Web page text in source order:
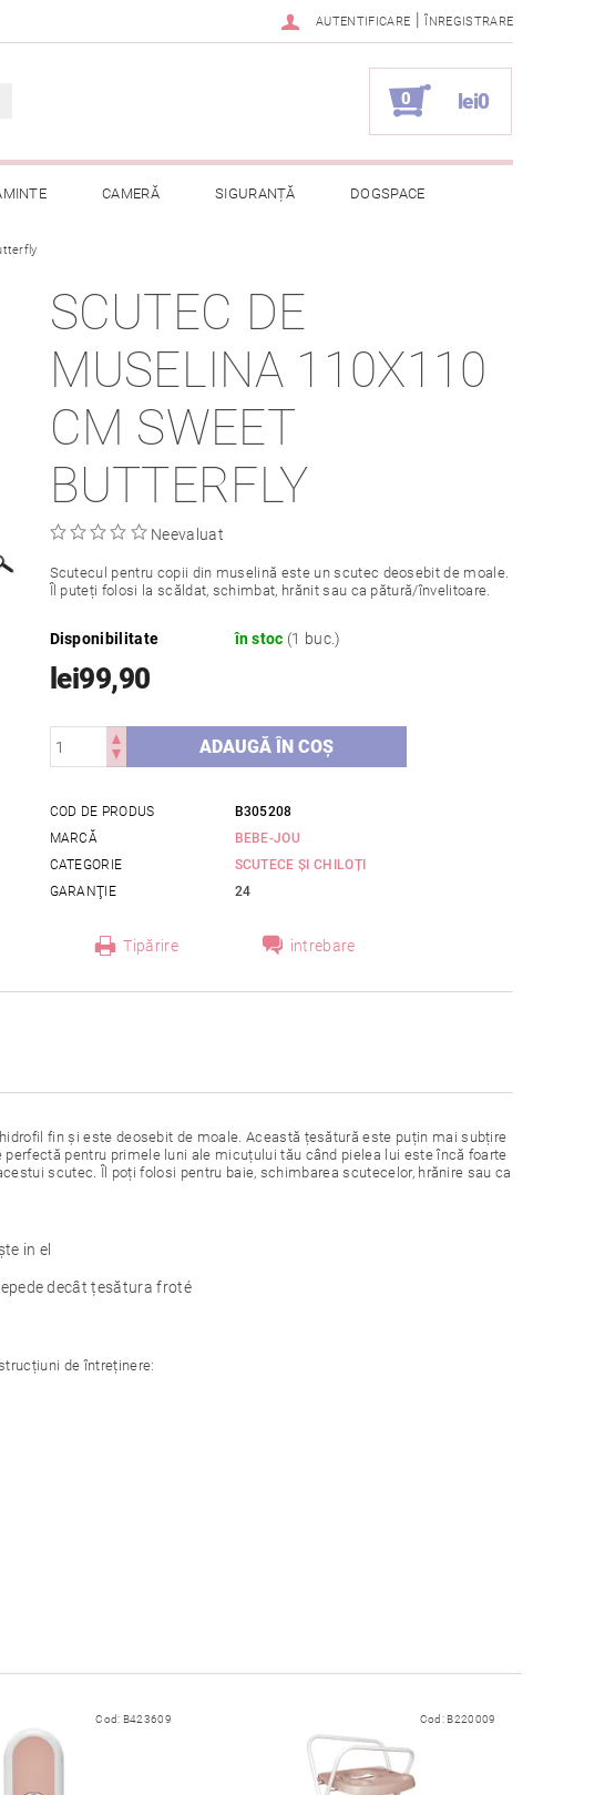
AUTENTIFICARE | ÎNREGISTRARE
0 lei0
CAMERĂ SIGURANȚĂ DOGSPACE
DATELOR CU CARACTER PERSONAL
SCUTEC DE
MUSELINA 110X110
CM SWEET
BUTTERFLY
Neevaluat
Scutecul pentru copii din muselină este un scutec deosebit de moale.
Îl puteți folosi la scăldat, schimbat, hrănit sau ca pătură/învelitoare.
Disponibilitate în stoc (1 buc.)
lei99,90
COD DE PRODUS
B305208
MARCĂ
BEBE-JOU
CATEGORIE
SCUTECE ȘI CHILOȚI
GARANŢIE
24
Tipărire intrebare
fin și este deosebit de moale. Această țesătură este puțin mai subțire
pentru primele luni ale micuțului tău când pielea lui este încă foarte
scutec. Îl poți folosi pentru baie, schimbarea scutecelor, hrănire sau ca
in el
decât țesătura froté
de întreținere:
Cod: B423609 Cod: B220009